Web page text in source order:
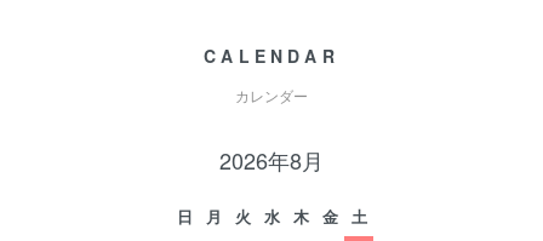
CALENDAR
カレンダー
2026年8月
日 月 火 水 木 金
土